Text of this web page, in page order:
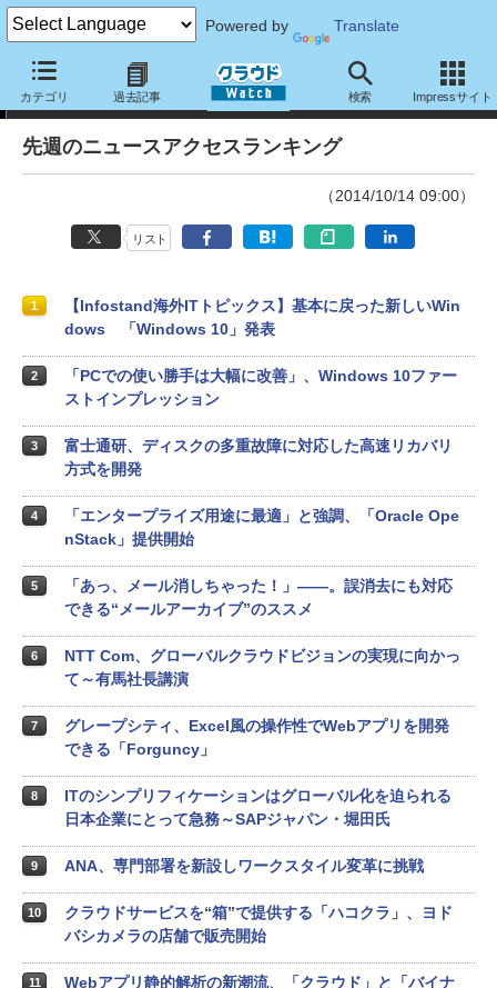
Powered by Translate
カテゴリ 過去記事 検索 Impressサイト
ランキング
先週のニュースアクセスランキング
（2014/10/14 09:00）
リスト
1
【Infostand海外ITトピックス】基本に戻った新しいWin
dows 「Windows 10」発表
2
「PCでの使い勝手は大幅に改善」、Windows 10ファー
ストインプレッション
3
富士通研、ディスクの多重故障に対応した高速リカバリ
方式を開発
4
「エンタープライズ用途に最適」と強調、「Oracle Ope
nStack」提供開始
5
「あっ、メール消しちゃった！」――。誤消去にも対応
できる“メールアーカイブ”のススメ
6
NTT Com、グローバルクラウドビジョンの実現に向かっ
て～有馬社長講演
7
グレープシティ、Excel風の操作性でWebアプリを開発
できる「Forguncy」
8
ITのシンプリフィケーションはグローバル化を迫られる
日本企業にとって急務～SAPジャパン・堀田氏
9 ANA、専門部署を新設しワークスタイル変革に挑戦
10
クラウドサービスを“箱”で提供する「ハコクラ」、ヨド
バシカメラの店舗で販売開始
11
Webアプリ静的解析の新潮流、「クラウド」と「バイナ